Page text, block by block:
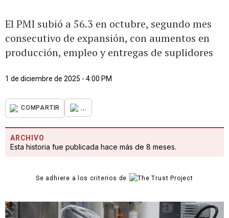
El PMI subió a 56.3 en octubre, segundo mes
consecutivo de expansión, con aumentos en
producción, empleo y entregas de suplidores
1 de diciembre de 2025 - 4:00 PM
COMPARTIR ...
ARCHIVO
Esta historia fue publicada hace más de 8 meses.
Se adhiere a los criterios de